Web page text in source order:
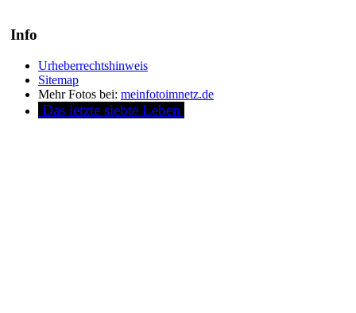
Info
Urheberrechtshinweis
Sitemap
Mehr Fotos bei: meinfotoimnetz.de
Das letzte siebte Leben